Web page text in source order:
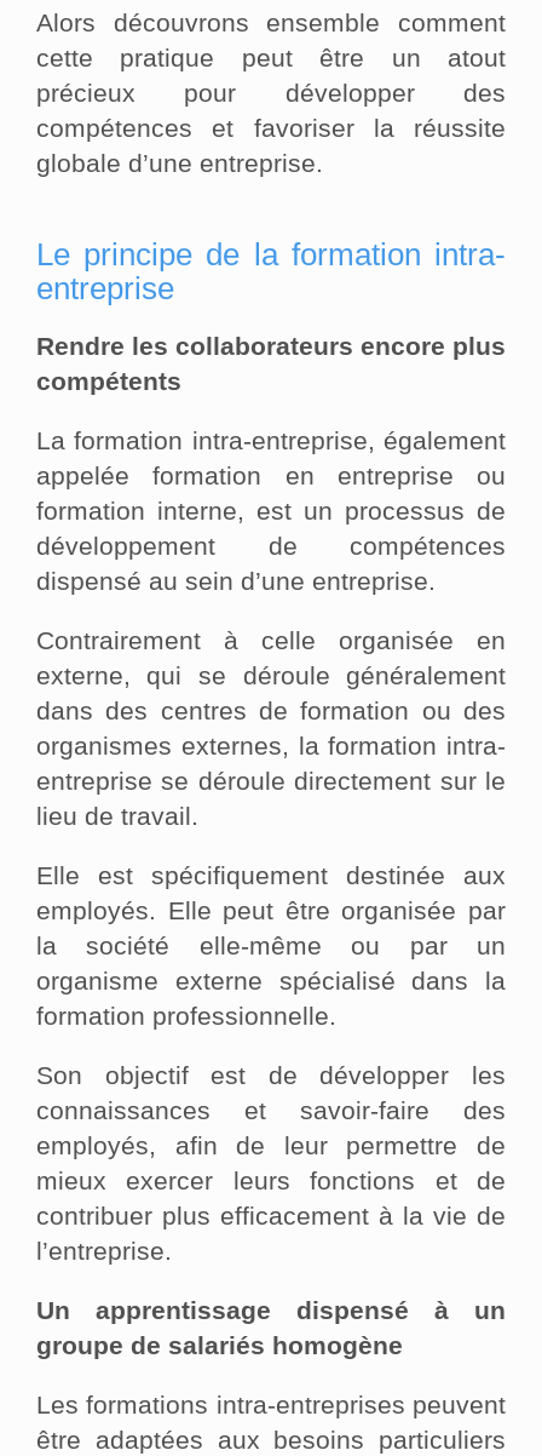
Alors découvrons ensemble comment
cette pratique peut être un atout
précieux pour développer des
compétences et favoriser la réussite
globale d’une entreprise.
Le principe de la formation intra-
entreprise
Rendre les collaborateurs encore plus
compétents
La formation intra-entreprise, également
appelée formation en entreprise ou
formation interne, est un processus de
développement de compétences
dispensé au sein d’une entreprise.
Contrairement à celle organisée en
externe, qui se déroule généralement
dans des centres de formation ou des
organismes externes, la formation intra-
entreprise se déroule directement sur le
lieu de travail.
Elle est spécifiquement destinée aux
employés. Elle peut être organisée par
la société elle-même ou par un
organisme externe spécialisé dans la
formation professionnelle.
Son objectif est de développer les
connaissances et savoir-faire des
employés, afin de leur permettre de
mieux exercer leurs fonctions et de
contribuer plus efficacement à la vie de
l’entreprise.
Un apprentissage dispensé à un
groupe de salariés homogène
Les formations intra-entreprises peuvent
être adaptées aux besoins particuliers